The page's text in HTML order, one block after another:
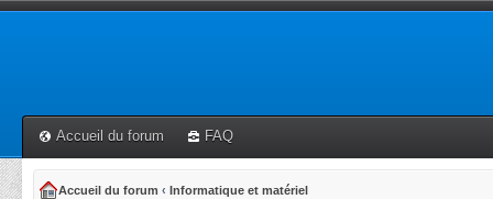
Accueil du forum FAQ
Accueil du forum ‹ Informatique et matériel